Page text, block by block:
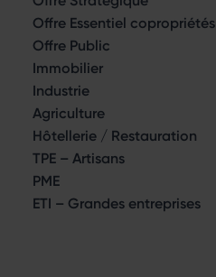
Offre Essentiel copropriétés
Offre Public
Immobilier
Industrie
Agriculture
Hôtellerie / Restauration
TPE – Artisans
PME
ETI – Grandes entreprises